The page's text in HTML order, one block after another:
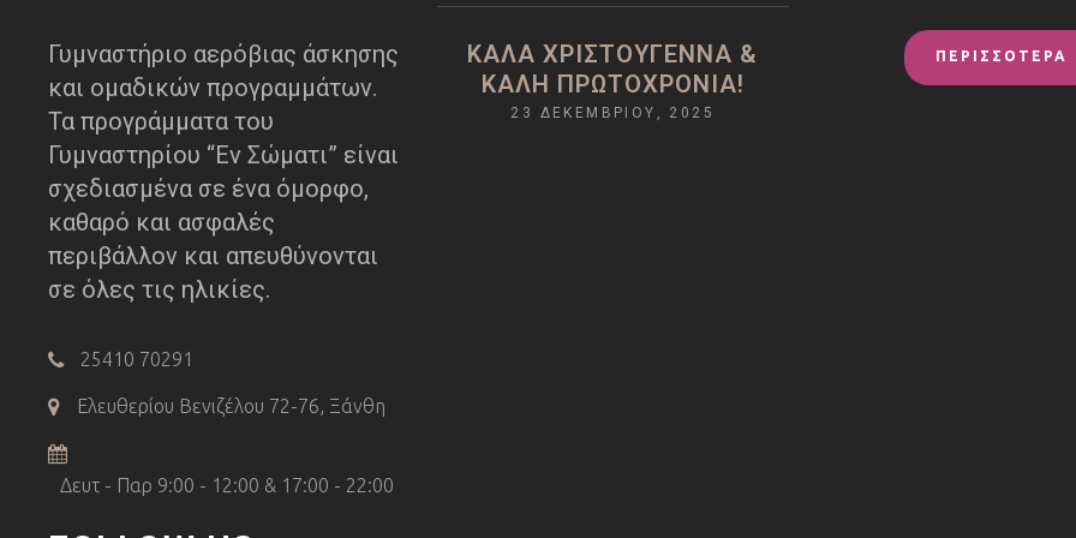
Γυμναστήριο αερόβιας άσκησης
και ομαδικών προγραμμάτων.
Τα προγράμματα του
Γυμναστηρίου “Εν Σώματι” είναι
σχεδιασμένα σε ένα όμορφο,
καθαρό και ασφαλές
περιβάλλον και απευθύνονται
σε όλες τις ηλικίες.
25410 70291
Ελευθερίου Βενιζέλου 72-76, Ξάνθη
Δευτ - Παρ 9:00 - 12:00 & 17:00 - 22:00
ΚΑΛΆ ΧΡΙΣΤΟΎΓΕΝΝΑ &
ΚΑΛΉ ΠΡΩΤΟΧΡΟΝΙΆ!
23 ΔΕΚΕΜΒΡΊΟΥ, 2025
ΠΕΡΙΣΣΟΤΕΡΑ